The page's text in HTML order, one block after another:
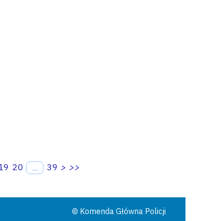
20 ... 39 > >>
© Komenda Główna Policji